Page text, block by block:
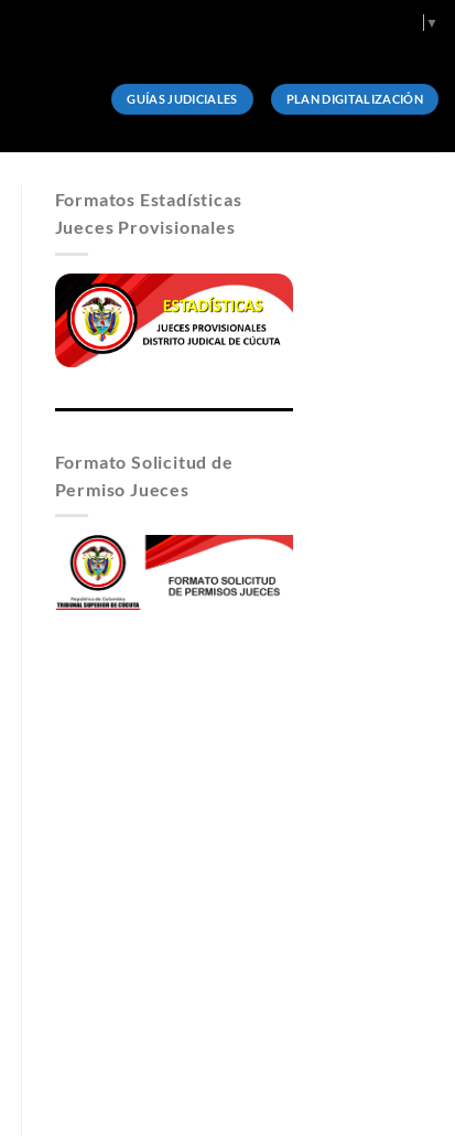
▼
GUÍAS JUDICIALES PLAN DIGITALIZACIÓN
Formatos Estadísticas
Jueces Provisionales
Formato Solicitud de
Permiso Jueces